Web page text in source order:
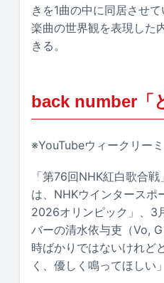
きを1曲の中に同居させ
楽曲の世界観を表現した
きる。
back number「
※YouTubeウィークリー
「第76回NHK紅白歌合
は、NHKウインタースポ
2026オリンピック」、3
バーの清水依与吏（Vo,
時ばかりではないけれど
く、優しく鳴ってほしい